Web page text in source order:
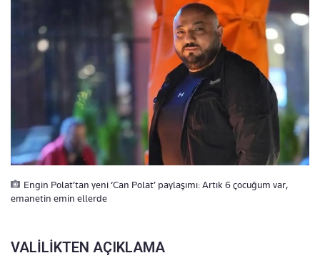
Engin Polat’tan yeni ‘Can Polat’ paylaşımı: Artık 6 çocuğum var,
emanetin emin ellerde
VALİLİKTEN AÇIKLAMA